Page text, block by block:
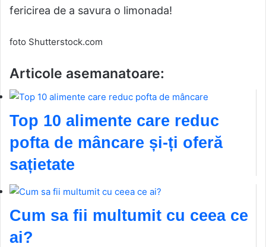
fericirea de a savura o limonada!
foto Shutterstock.com
Articole asemanatoare:
Top 10 alimente care reduc
pofta de mâncare și-ți oferă
sațietate
Cum sa fii multumit cu ceea ce
ai?